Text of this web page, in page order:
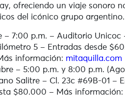
ofreciendo un viaje sonoro
del icónico grupo argentino.
– 7:00 p.m. –Auditorio Unicoc
5 – Entradas desde
información: mitaquilla.com
– 5:00 p.m. y 8:00 p.m.
Salitre – Cl. 23c #69B-01 –
$80.000 – Más información: